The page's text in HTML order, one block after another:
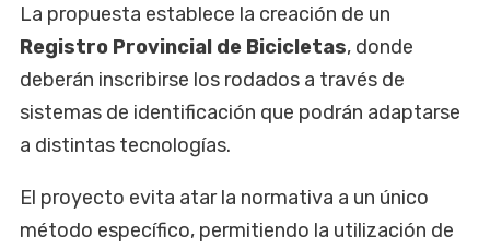
La propuesta establece la creación de un
Registro Provincial de Bicicletas, donde
deberán inscribirse los rodados a través de
sistemas de identificación que podrán adaptarse
a distintas tecnologías.
El proyecto evita atar la normativa a un único
método específico, permitiendo la utilización de